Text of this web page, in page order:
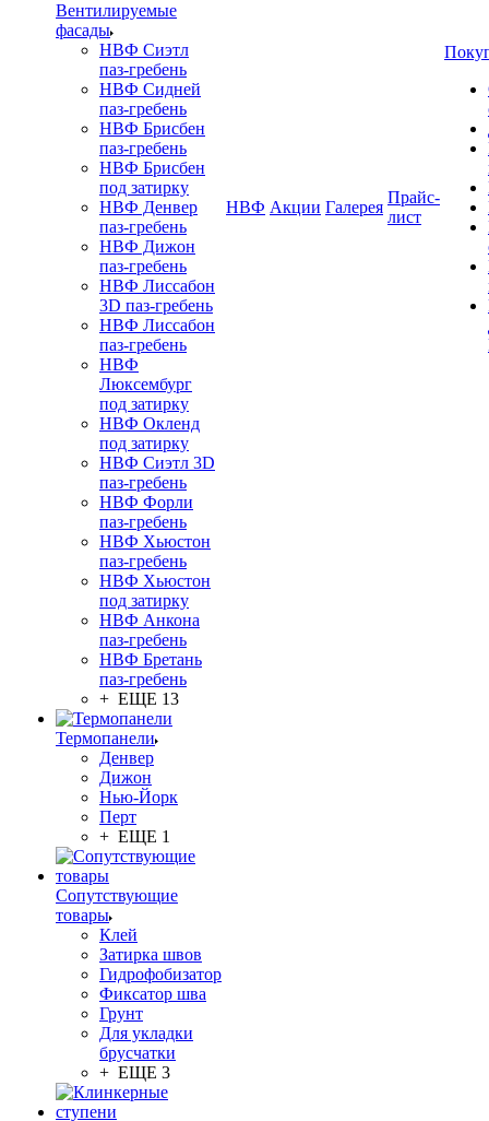
Вентилируемые
фасады
НВФ Сиэтл
паз-гребень
НВФ Сидней
паз-гребень
НВФ Брисбен
паз-гребень
НВФ Брисбен
под затирку
НВФ Денвер
паз-гребень
НВФ Дижон
паз-гребень
НВФ Лиссабон
3D паз-гребень
НВФ Лиссабон
паз-гребень
НВФ
Люксембург
под затирку
НВФ Окленд
под затирку
НВФ Сиэтл 3D
паз-гребень
НВФ Форли
паз-гребень
НВФ Хьюстон
паз-гребень
НВФ Хьюстон
под затирку
НВФ Анкона
паз-гребень
НВФ Бретань
паз-гребень
+ ЕЩЕ 13
Термопанели
Денвер
Дижон
Нью-Йорк
Перт
+ ЕЩЕ 1
Сопутствующие
товары
Клей
Затирка швов
Гидрофобизатор
Фиксатор шва
Грунт
Для укладки
брусчатки
+ ЕЩЕ 3
НВФ Акции Галерея
Прайс-
лист